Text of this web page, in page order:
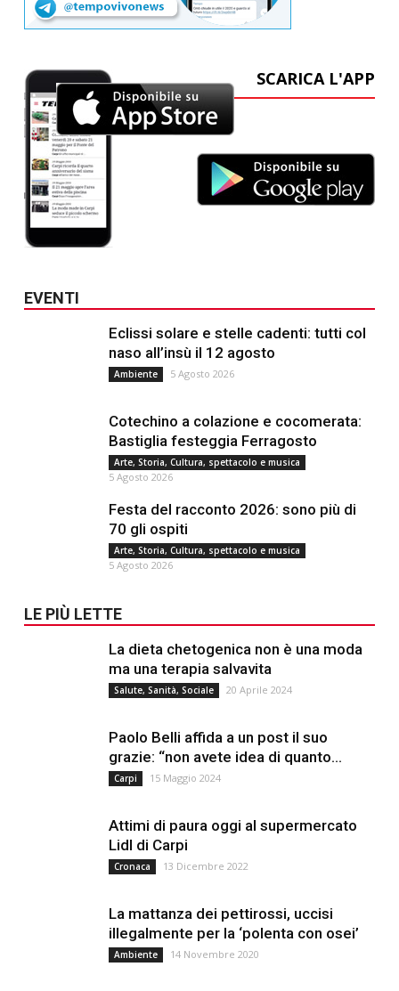
SCARICA L'APP
EVENTI
Eclissi solare e stelle cadenti: tutti col
naso all’insù il 12 agosto
Ambiente 5 Agosto 2026
Cotechino a colazione e cocomerata:
Bastiglia festeggia Ferragosto
Arte, Storia, Cultura, spettacolo e musica
5 Agosto 2026
Festa del racconto 2026: sono più di
70 gli ospiti
Arte, Storia, Cultura, spettacolo e musica
5 Agosto 2026
LE PIÙ LETTE
La dieta chetogenica non è una moda
ma una terapia salvavita
Salute, Sanità, Sociale 20 Aprile 2024
Paolo Belli affida a un post il suo
grazie: “non avete idea di quanto...
Carpi 15 Maggio 2024
Attimi di paura oggi al supermercato
Lidl di Carpi
Cronaca 13 Dicembre 2022
La mattanza dei pettirossi, uccisi
illegalmente per la ‘polenta con osei’
Ambiente 14 Novembre 2020